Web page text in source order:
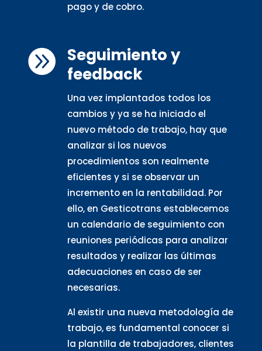
pago y de cobro.
 Seguimiento y
feedback
Una vez implantados todos los
cambios y ya se ha iniciado el
nuevo método de trabajo, hay que
analizar si los nuevos
procedimientos son realmente
eficientes y si se observar un
incremento en la rentabilidad. Por
ello, en Gesticotrans establecemos
un calendario de seguimiento con
reuniones periódicas para analizar
resultados y realizar las últimas
adecuaciones en caso de ser
necesarias.
Al existir una nueva metodología de
trabajo, es fundamental conocer si
la plantilla de trabajadores, clientes